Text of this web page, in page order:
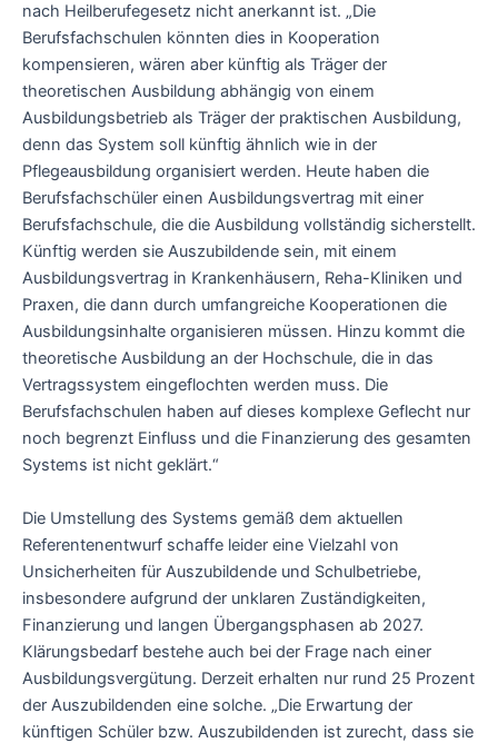
nach Heilberufegesetz nicht anerkannt ist. „Die
Berufsfachschulen könnten dies in Kooperation
kompensieren, wären aber künftig als Träger der
theoretischen Ausbildung abhängig von einem
Ausbildungsbetrieb als Träger der praktischen Ausbildung,
denn das System soll künftig ähnlich wie in der
Pflegeausbildung organisiert werden. Heute haben die
Berufsfachschüler einen Ausbildungsvertrag mit einer
Berufsfachschule, die die Ausbildung vollständig sicherstellt.
Künftig werden sie Auszubildende sein, mit einem
Ausbildungsvertrag in Krankenhäusern, Reha-Kliniken und
Praxen, die dann durch umfangreiche Kooperationen die
Ausbildungsinhalte organisieren müssen. Hinzu kommt die
theoretische Ausbildung an der Hochschule, die in das
Vertragssystem eingeflochten werden muss. Die
Berufsfachschulen haben auf dieses komplexe Geflecht nur
noch begrenzt Einfluss und die Finanzierung des gesamten
Systems ist nicht geklärt.“
Die Umstellung des Systems gemäß dem aktuellen
Referentenentwurf schaffe leider eine Vielzahl von
Unsicherheiten für Auszubildende und Schulbetriebe,
insbesondere aufgrund der unklaren Zuständigkeiten,
Finanzierung und langen Übergangsphasen ab 2027.
Klärungsbedarf bestehe auch bei der Frage nach einer
Ausbildungsvergütung. Derzeit erhalten nur rund 25 Prozent
der Auszubildenden eine solche. „Die Erwartung der
künftigen Schüler bzw. Auszubildenden ist zurecht, dass sie